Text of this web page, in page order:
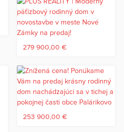
279 900,00 €
253 900,00 €